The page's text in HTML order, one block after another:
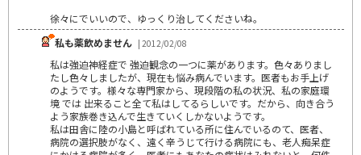
徐々にでいいので、ゆっくり治してくださいね。
私も薬飲めません | 2012/02/08
私は強迫神経症で 強迫観念の一つに薬があります。色々ありまし
たし色々しましたが、現在も悩み病んでいます。医者もお手上げ
のようです。様々な専門家から、現段階の私の状況、私の家庭環
境 では 出来ること全て私はしてるらしいです。だから、向き合う
よう家族巻き込んで生きていくしかないようです。
私は田舎に陸の小島と呼ばれている所に住んでいるのて、医者、
病院の選択肢がなく、遠く辛うじて行ける病院にも、老人痴呆症